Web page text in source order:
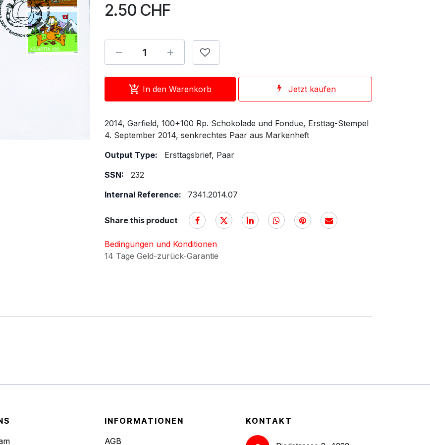
2.50 CHF
In den Warenkorb Jetzt kaufen
2014, Garfield, 100+100 Rp. Schokolade und Fondue, Ersttag-Stempel
4. September 2014, senkrechtes Paar aus Markenheft
Output Type:
Ersttagsbrief, Paar
SSN:
232
Internal Reference:
7341.2014.07
Share this product
Bedingungen und Konditionen
14 Tage Geld-zurück-Garantie
INFORMATIONEN
AGB
KONTAKT